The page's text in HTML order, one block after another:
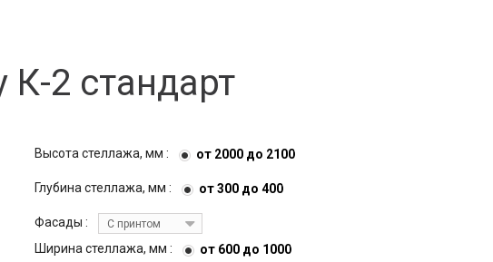
2 стандарт
Высота стеллажа, мм : от 2000 до 2100
Глубина стеллажа, мм : от 300 до 400
Фасады : С принтом
Ширина стеллажа, мм : от 600 до 1000